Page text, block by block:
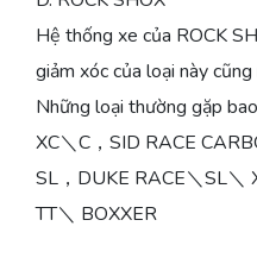
Hệ thống xe của ROCK
giảm xóc của loại này
Những loại thường gặp
XC＼C，SID RACE
SL，DUKE RACE＼SL＼
TT＼ BOXXER